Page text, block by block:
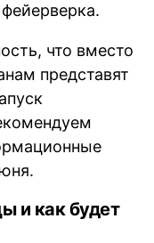
что вместо
представят
и как будет